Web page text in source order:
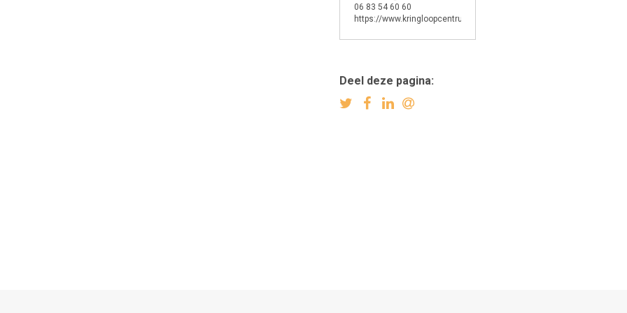
06 83 54 60 60
https://www.kringloopcentrumbollenstreek.nl/
Deel deze pagina: